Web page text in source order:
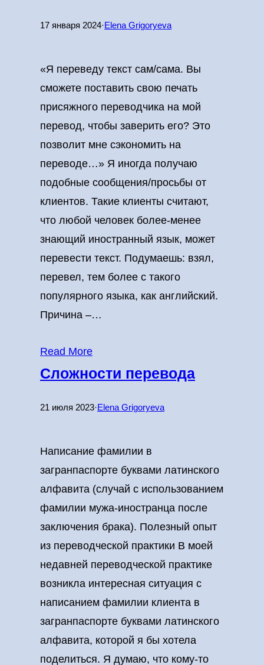
17 января 2024·Elena Grigoryeva
«Я переведу текст сам/сама. Вы
сможете поставить свою печать
присяжного переводчика на мой
перевод, чтобы заверить его? Это
позволит мне сэкономить на
переводе…» Я иногда получаю
подобные сообщения/просьбы от
клиентов. Такие клиенты считают,
что любой человек более-менее
знающий иностранный язык, может
перевести текст. Подумаешь: взял,
перевел, тем более с такого
популярного языка, как английский.
Причина –…
Read More
Сложности перевода
21 июля 2023·Elena Grigoryeva
Написание фамилии в
загранпаспорте буквами латинского
алфавита (случай с использованием
фамилии мужа-иностранца после
заключения брака). Полезный опыт
из переводческой практики В моей
недавней переводческой практике
возникла интересная ситуация с
написанием фамилии клиента в
загранпаспорте буквами латинского
алфавита, которой я бы хотела
поделиться. Я думаю, что кому-то